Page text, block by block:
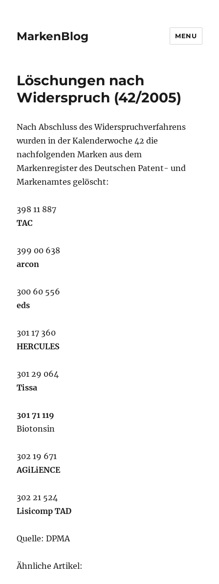
MarkenBlog MENU
Löschungen nach
Widerspruch (42/2005)
Nach Abschluss des Widerspruchverfahrens
wurden in der Kalenderwoche 42 die
nachfolgenden Marken aus dem
Markenregister des Deutschen Patent- und
Markenamtes gelöscht:
398 11 887
TAC
399 00 638
arcon
300 60 556
eds
301 17 360
HERCULES
301 29 064
Tissa
301 71 119
Biotonsin
302 19 671
AGiLiENCE
302 21 524
Lisicomp TAD
Quelle: DPMA
Ähnliche Artikel: